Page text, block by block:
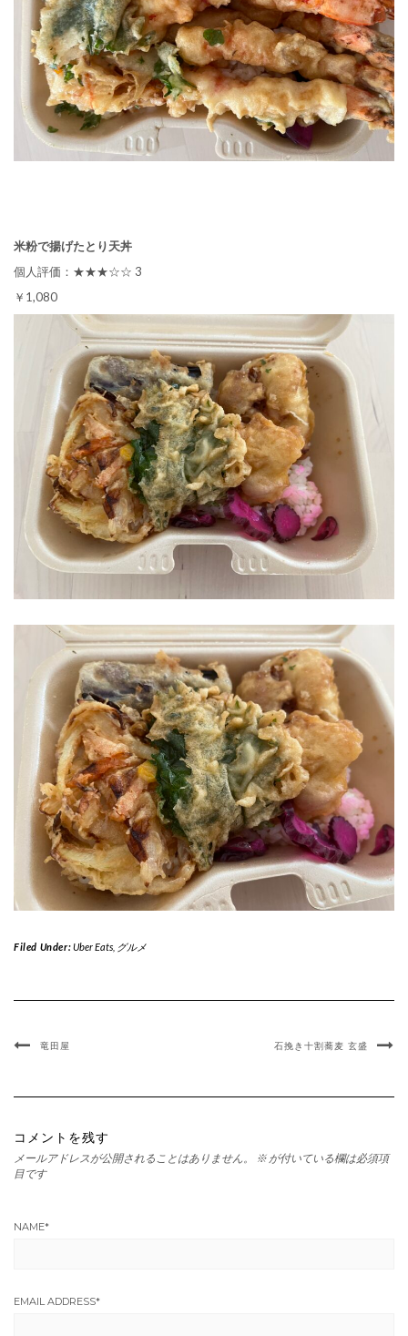
米粉で揚げたとり天丼
個人評価：★★★☆☆ 3
￥1,080
Filed Under:Uber Eats, グルメ
竜田屋 石挽き十割蕎麦 玄盛
コメントを残す
メールアドレスが公開されることはありません。 ※ が付いている欄は必須項
目です
NAME*
EMAIL ADDRESS*